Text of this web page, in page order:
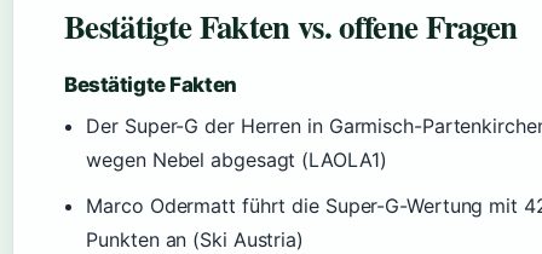
Bestätigte Fakten vs. offene Fragen
Bestätigte Fakten
Der Super-G der Herren in Garmisch-
wegen Nebel abgesagt (LAOLA1)
Marco Odermatt führt die Super-G-Wertung mit
Punkten an (Ski Austria)